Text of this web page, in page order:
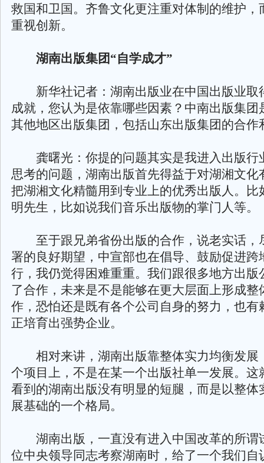
救国和卫国。齐鲁文化更注重对体制的维护，
重视创新。
湖南出版集团“自学成才”
新华社记者：湖南出版业在中国出版业取
成就，您认为是依靠哪些因素？中南出版集团
其他地区出版集团，包括山东出版集团的合作
龚曙光：你提的问题其实是我进入出版行
思考的问题，湖南出版首先得益于对湖湘文化
把湖湘文化精髓用到专业上的优秀出版人。比
明先生，比如说我们音乐出版物的掌门人等。
至于跟兄弟省份出版的合作，说老实话，
署的良好期望，中宣部也在倡导、鼓励促进跨
行，我仍觉得困难重重。我们跟很多地方出版
了合作，未来是不是能够在更大层面上形成整
作，恐怕还是既有各个公司自身的努力，也有
正培育出强势企业。
相对来讲，湖南出版靠整体实力均衡发展
个项目上，不是在某一个出版社单一发展。这
看到的湖南出版没有明显的短腿，而是以整体
展基础的一个格局。
湖南出版，一直没有进入中国改革的所谓
位中央领导同志考察湖南时，给了一个我们自